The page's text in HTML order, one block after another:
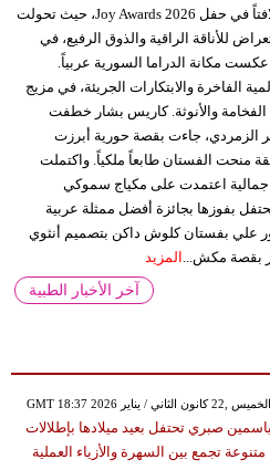
سجّلت النجمات السوريات حضوراً لافتاً في حفل Joy Awards 2026، حيث تحولت
للأناقة الراقية والذوق الرفيع، في
مكانة الدراما السورية عربياً.
الفاخرة والابتكارات الجريئة، في مزيج
الفخامة والأنوثة. كاريس بشار خطفت
الزمردي، جاءت بقصة حورية أبرزت
منحت الفستان طابعاً ملكياً. واكتملت
جمالية اعتمدت على مكياج سموكي
بفوزها بجائزة أفضل ممثلة عربية
علي بفستان كلوش داكن بتصميم أنثوي
بقصة مكش... المزيد
آخر الأخبار الطبية
GMT 18:37 2026 الخميس ,22 كانون الثاني / يناير
ياسمين صبري تحتفل بعيد ميلادها بإطلالات
متنوعة تجمع بين السهرة والأزياء العملية